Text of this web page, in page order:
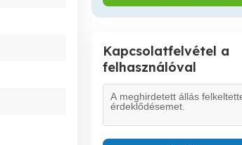
Kapcsolatfelvétel a
felhasználóval